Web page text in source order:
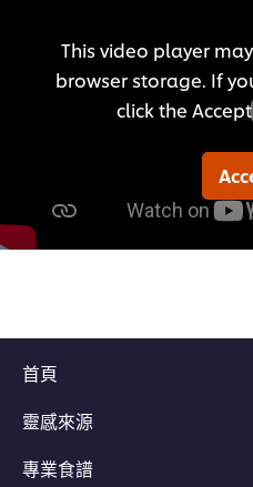
This video player
browser storage. If
click the
首頁
靈感來源
專業食譜